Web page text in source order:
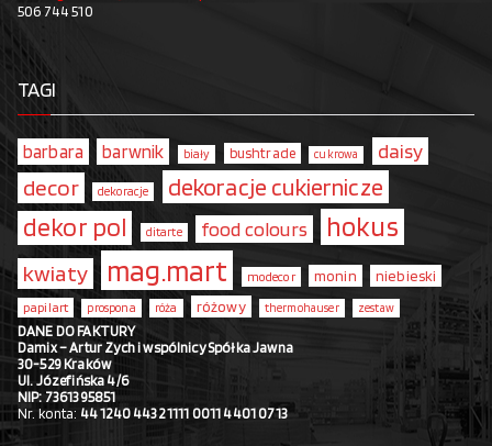
506 744 510
TAGI
barbara barwnik biały bushtrade cukrowa daisy
decor dekoracje dekoracje cukiernicze
dekor pol ditarte food colours hokus
kwiaty mag.mart modecor monin niebieski
papilart prospona róża różowy thermohauser zestaw
DANE DO FAKTURY
Damix – Artur Zych i wspólnicy Spółka Jawna
30-529 Kraków
Ul. Józefińska 4/6
NIP: 7361395851
Nr. konta: 44 1240 4432 1111 0011 4401 0713